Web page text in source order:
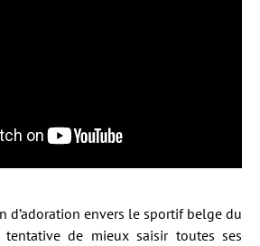
d’adoration envers le sportif belge du
tentative de mieux saisir toutes ses